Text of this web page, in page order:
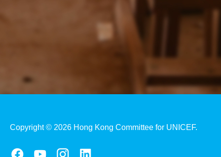
Copyright © 2026 Hong Kong Committee for UNICEF.